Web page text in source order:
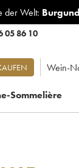
der Welt: Burgund
05 86 10
Wein-
Sommelière